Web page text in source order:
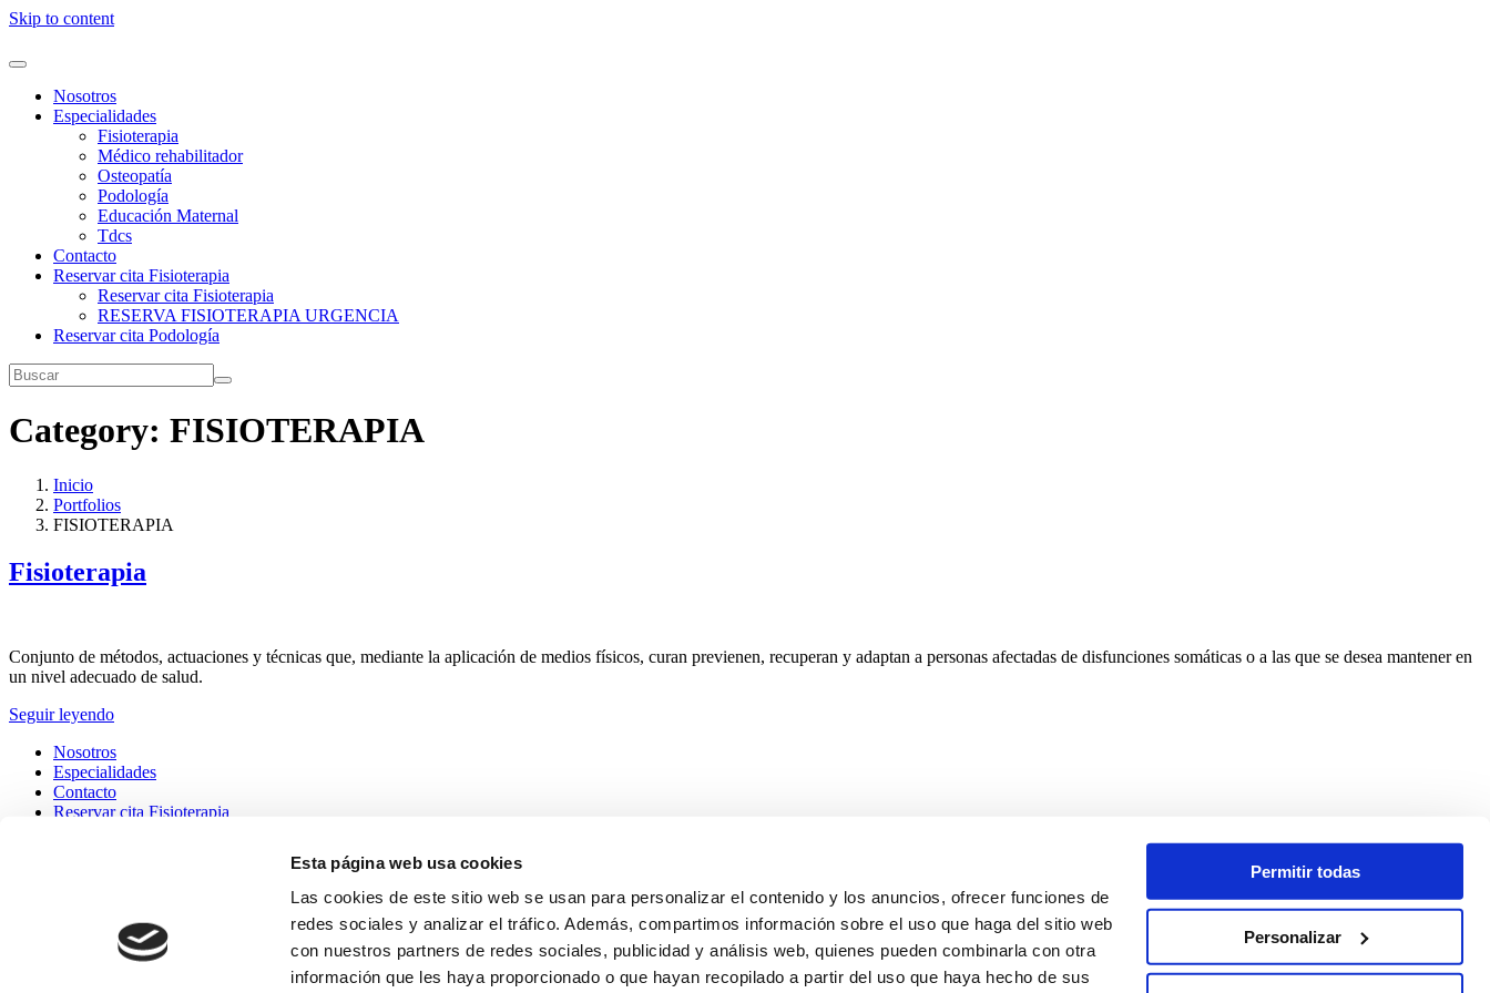
Esta página web usa cookies
Las cookies de este sitio web se usan para personalizar el contenido y los anuncios, ofrecer funciones de
redes sociales y analizar el tráfico. Además, compartimos información sobre el uso que haga del sitio web
con nuestros partners de redes sociales, publicidad y análisis web, quienes pueden combinarla con otra
información que les haya proporcionado o que hayan recopilado a partir del uso que haya hecho de sus
Permitir todas
Personalizar
Skip to content
Nosotros
Especialidades
Fisioterapia
Médico rehabilitador
Osteopatía
Podología
Educación Maternal
Tdcs
Contacto
Reservar cita Fisioterapia
Reservar cita Fisioterapia
RESERVA FISIOTERAPIA URGENCIA
Reservar cita Podología
Category: FISIOTERAPIA
Inicio
Portfolios
FISIOTERAPIA
Fisioterapia
Conjunto de métodos, actuaciones y técnicas que, mediante la aplicación de medios físicos, curan previenen, recuperan y adaptan a personas afectadas de disfunciones somáticas o a las que se desea mantener en
un nivel adecuado de salud.
Seguir leyendo
Nosotros
Especialidades
Contacto
Reservar cita Fisioterapia
©2026 -clinica nobbo. Todos los derechos reservados.